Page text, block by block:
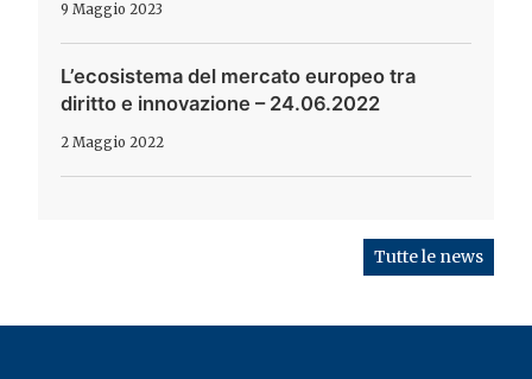
9 Maggio 2023
L’ecosistema del mercato europeo tra
diritto e innovazione – 24.06.2022
2 Maggio 2022
Tutte le news